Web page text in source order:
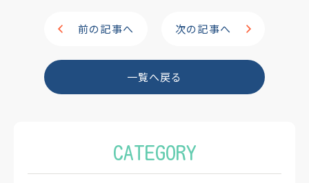
o
o
前の記事へ 次の記事へ
一覧へ戻る
CATEGORY